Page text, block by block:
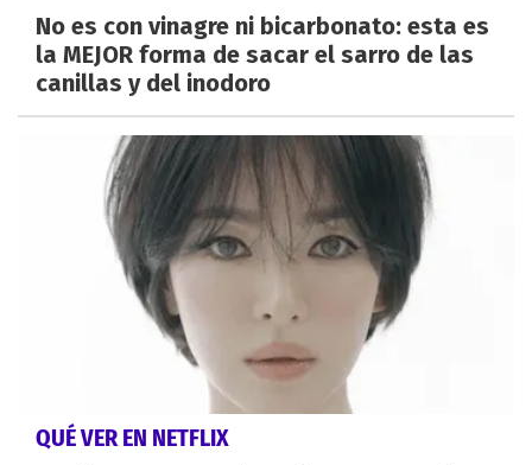
No es con vinagre ni bicarbonato: esta es
la MEJOR forma de sacar el sarro de las
canillas y del inodoro
QUÉ VER EN NETFLIX